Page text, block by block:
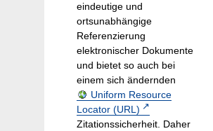
eindeutige und
ortsunabhängige
Referenzierung
elektronischer Dokumente
und bietet so auch bei
einem sich ändernden
Uniform Resource
Locator (URL)
Zitationssicherheit. Daher